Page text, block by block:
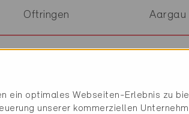
Oftringen Aargau
Zürich Zürich
ein optimales Webseiten-Erlebnis zu
unserer kommerziellen